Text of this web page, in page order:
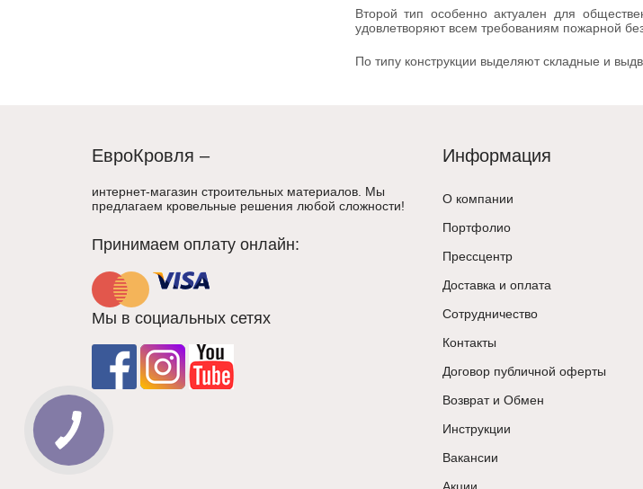
Второй тип особенно актуален для
удовлетворяют всем требованиям пожарной
По типу конструкции выделяют складные и
ЕвроКровля –
интернет-магазин строительных материалов. Мы
предлагаем кровельные решения любой сложности!
Принимаем оплату онлайн:
Мы в социальных сетях
Информация
О компании
Портфолио
Прессцентр
Доставка и оплата
Сотрудничество
Контакты
Договор публичной оферты
Возврат и Обмен
Инструкции
Вакансии
КНОПКА
СВЯЗИ